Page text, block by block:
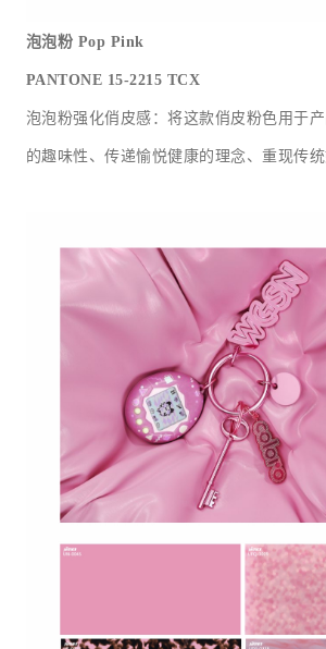
泡泡粉 Pop Pink
PANTONE 15-2215 TCX
泡泡粉强化俏皮感：将这款俏皮粉色用于
的趣味性、传递愉悦健康的理念、重现传统